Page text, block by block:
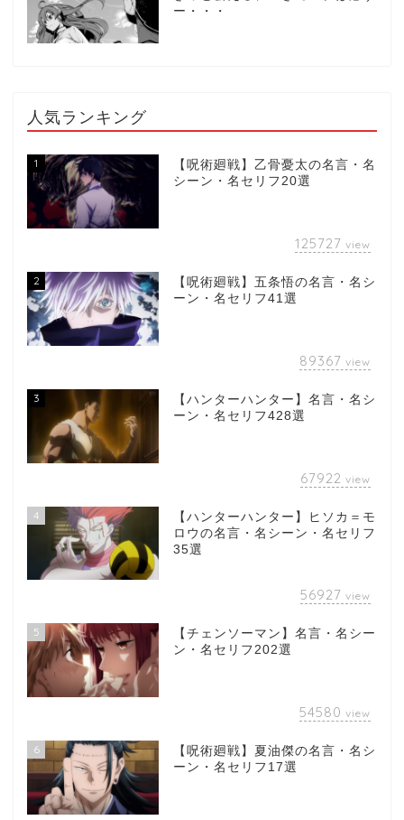
ー・・・
人気ランキング
1
【呪術廻戦】乙骨憂太の名言・名
シーン・名セリフ20選
125727 view
2
【呪術廻戦】五条悟の名言・名シ
ーン・名セリフ41選
89367 view
3
【ハンターハンター】名言・名シ
ーン・名セリフ428選
67922 view
4
【ハンターハンター】ヒソカ＝モ
ロウの名言・名シーン・名セリフ
35選
56927 view
5
【チェンソーマン】名言・名シー
ン・名セリフ202選
54580 view
6
【呪術廻戦】夏油傑の名言・名シ
ーン・名セリフ17選